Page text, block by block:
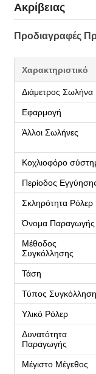
Ακρίβειας
Προδιαγραφές
Χαρακτηριστικό
Διάμετρος Σωλήνα
Εφαρμογή
Άλλοι Σωλήνες
Κοχλιοφόρο
Περίοδος
Σκληρότητα Ρόλερ
Όνομα Παραγωγής
Μέθοδος
Συγκόλλησης
Τάση
Τύπος
Υλικό Ρόλερ
Δυνατότητα
Παραγωγής
Μέγιστο Μέγεθος